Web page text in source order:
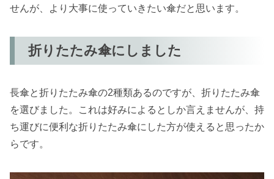
せんが、より大事に使っていきたい傘だと思います。
折りたたみ傘にしました
長傘と折りたたみ傘の2種類あるのですが、折りたたみ傘
を選びました。これは好みによるとしか言えませんが、持
ち運びに便利な折りたたみ傘にした方が使えると思ったか
らです。